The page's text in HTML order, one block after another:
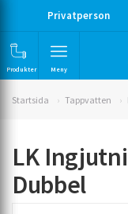
Privatperson
Produkter Meny
Startsida Tappvatten
LK
Dubbel